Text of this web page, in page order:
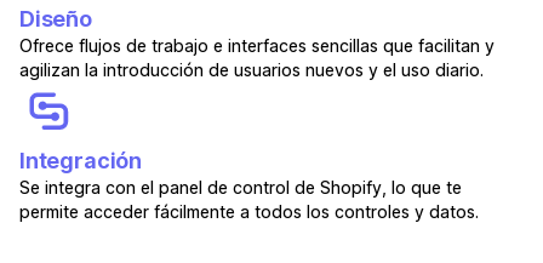
Diseño
Ofrece flujos de trabajo e interfaces sencillas que facilitan y
agilizan la introducción de usuarios nuevos y el uso diario.
Integración
Se integra con el panel de control de Shopify, lo que te
permite acceder fácilmente a todos los controles y datos.